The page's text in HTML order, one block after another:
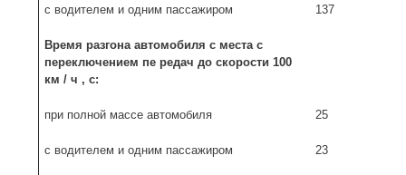
с водителем и одним пассажиром 137
Время разгона автомобиля с места с
переключением пе­ редач до скорости 100
км / ч , с:
при полной массе автомобиля 25
с водителем и одним пассажиром 23